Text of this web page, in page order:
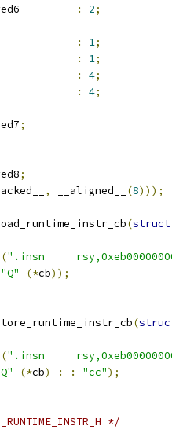
: 2;
: 1;
: 1;
: 4;
: 4;
;
;
, __aligned__ (8)));
(struct
(
".insn
"Q" (*cb));
(
(
".insn
(*cb) : : "cc");
*/